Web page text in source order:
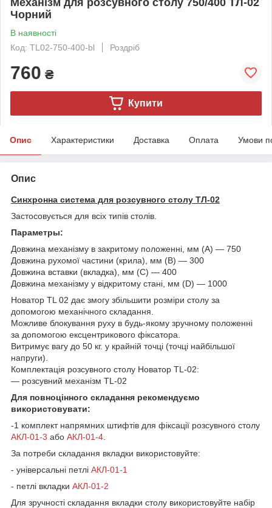
Чорний
В наявності
Код: TL02-750-400-bl
Роздріб
760 ₴
Купити
Опис Характеристики Доставка Оплата Умови
Опис
Синхронна система для розсувного столу ТЛ-02
Застосовується для всіх типів столів.
Параметры:
Довжина механізму в закритому положенні, мм (A) — 750
Довжина рухомої частини (крила), мм (B) — 300
Довжина вставки (вкладка), мм (C) — 400
Довжина механізму у відкритому стані, мм (D) — 1000
Новатор TL 02 дає змогу збільшити розміри столу за
допомогою механічного складання.
Можливе блокування руху в будь-якому зручному положенні
за допомогою ексцентрикового фіксатора.
Витримує вагу до 50 кг. у крайній точці (точці найбільшої
напруги).
Комплектація розсувного столу Новатор TL-02:
— розсувний механізм TL-02
Для повноцінного складання рекомендуємо
використовувати:
-1 комплект напрямних штифтів для фіксації розсувного столу
АКЛ-01-3 або АКЛ-01-4
За потреби складання вкладки використовуйте:
- універсальні петлі АКЛ-01-1
- петлі вкладки АКЛ-01-2
Для зручності складання вкладки столу використовуйте набір